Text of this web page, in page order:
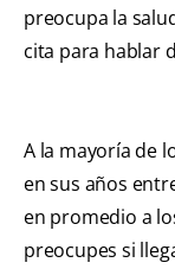
preocupa la
cita para hablar
A la mayoría de
en sus años
en promedio a
preocupes si